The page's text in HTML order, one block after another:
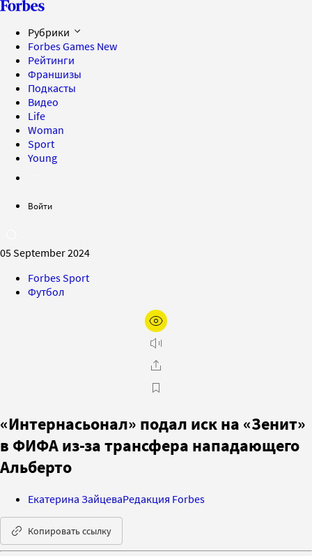
Рубрики
Forbes Games New
Рейтинги
Франшизы
Подкасты
Видео
Life
Woman
Sport
Young
Войти
05 September 2024
Forbes Sport
Футбол
«Интернасьонал» подал иск на «Зенит»
в ФИФА из-за трансфера нападающего
Альберто
Екатерина ЗайцеваРедакция Forbes
Копировать ссылку